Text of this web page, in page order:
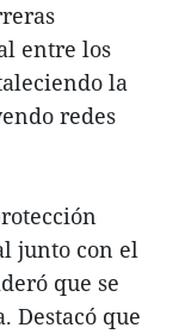
entre los
la
redes
junto con el
que se
Destacó que